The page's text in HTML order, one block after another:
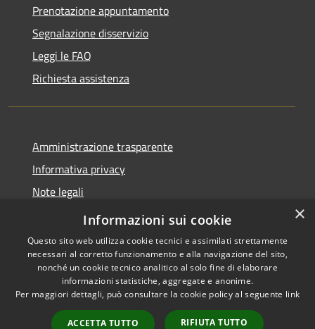
Prenotazione appuntamento
Segnalazione disservizio
Leggi le FAQ
Richiesta assistenza
Amministrazione trasparente
Informativa privacy
Note legali
Dichiarazione di accessibilità 2025
Accessibilità
Copyright © 2026 • Comune di
Osio Sotto • Powered by
Municipium•
Accesso
×
Informazioni sui cookie
Questo sito web utilizza cookie tecnici e assimilati strettamente
necessari al corretto funzionamento e alla navigazione del sito,
nonché un cookie tecnico analitico al solo fine di elaborare
informazioni statistiche, aggregate e anonime.
Per maggiori dettagli, può consultare la cookie policy al seguente link
ACCETTA TUTTO RIFIUTA TUTTO